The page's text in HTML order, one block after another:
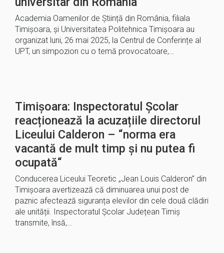
Academia Oamenilor de Știință din România, filiala
Timișoara, și Universitatea Politehnica Timișoara au
organizat luni, 26 mai 2025, la Centrul de Conferințe al
UPT, un simpozion cu o temă provocatoare,…
Timișoara: Inspectoratul Școlar
reacționează la acuzațiile directorul
Liceului Calderon – “norma era
vacantă de mult timp și nu putea fi
ocupată“
Conducerea Liceului Teoretic „Jean Louis Calderon” din
Timișoara avertizează că diminuarea unui post de
paznic afectează siguranța elevilor din cele două clădiri
ale unității. Inspectoratul Școlar Județean Timiș
transmite, însă,…